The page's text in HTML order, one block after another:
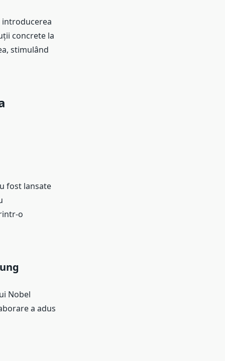
concrete la
stimulând
fost lansate
o
Nobel
a adus